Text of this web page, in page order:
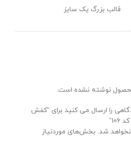
قالب بزرگ یک سایز
نوشته نشده است.
را ارسال می کنید برای “کفش
شد. بخش‌های موردنیاز